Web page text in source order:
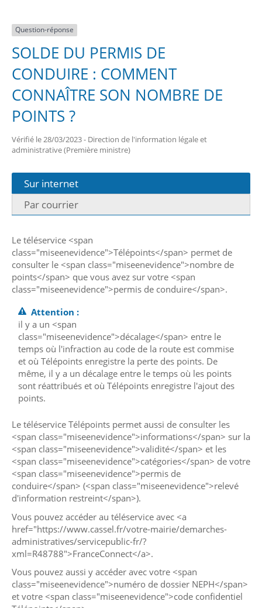
Question-réponse
SOLDE DU PERMIS DE
CONDUIRE : COMMENT
CONNAÎTRE SON NOMBRE DE
POINTS ?
Vérifié le 28/03/2023 - Direction de l'information légale et
administrative (Première ministre)
Sur internet
Par courrier
Le téléservice <span
class="miseenevidence">Télépoints</span> permet de
consulter le <span class="miseenevidence">nombre de
points</span> que vous avez sur votre <span
class="miseenevidence">permis de conduire</span>.
Attention :
il y a un <span
class="miseenevidence">décalage</span> entre le
temps où l'infraction au code de la route est commise
et où Télépoints enregistre la perte des points. De
même, il y a un décalage entre le temps où les points
sont réattribués et où Télépoints enregistre l'ajout des
points.
Le téléservice Télépoints permet aussi de consulter les
<span class="miseenevidence">informations</span> sur la
<span class="miseenevidence">validité</span> et les
<span class="miseenevidence">catégories</span> de votre
<span class="miseenevidence">permis de
conduire</span> (<span class="miseenevidence">relevé
d'information restreint</span>).
Vous pouvez accéder au téléservice avec <a
href="https://www.cassel.fr/votre-mairie/demarches-
administratives/servicepublic-fr/?
xml=R48788">FranceConnect</a>.
Vous pouvez aussi y accéder avec votre <span
class="miseenevidence">numéro de dossier NEPH</span>
et votre <span class="miseenevidence">code confidentiel